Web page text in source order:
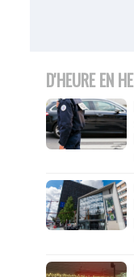
D'HEURE EN